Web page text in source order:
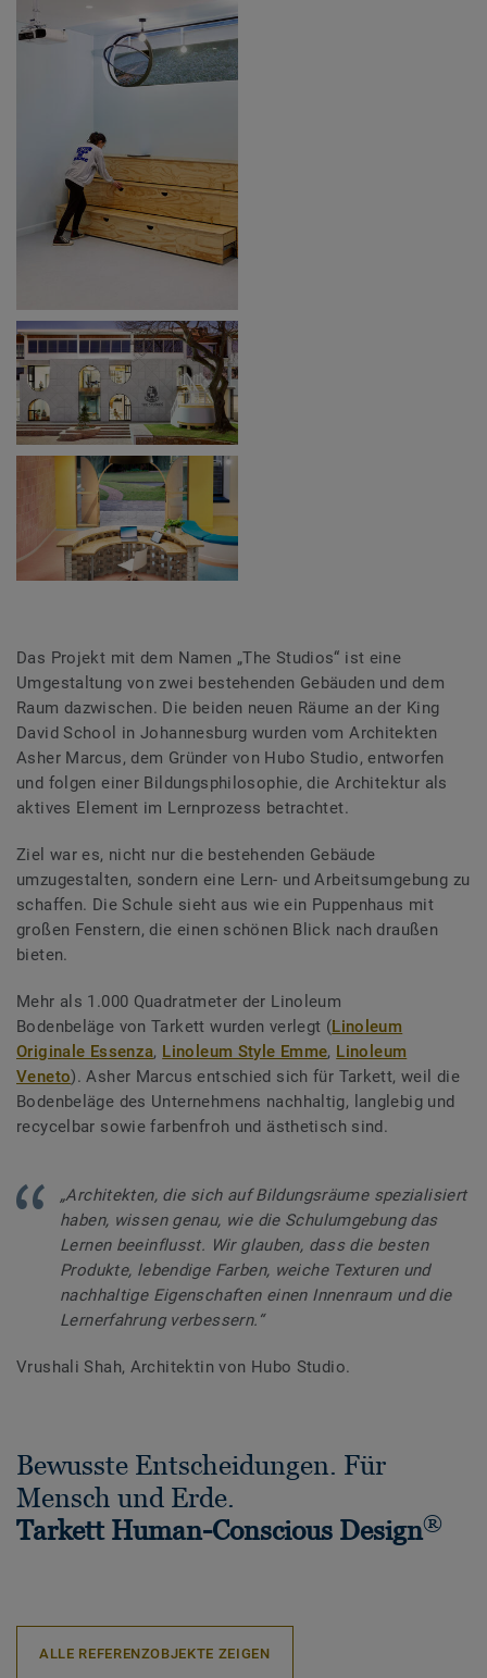
Das Projekt mit dem Namen „The Studios“ ist eine
Umgestaltung von zwei bestehenden Gebäuden und dem
Raum dazwischen. Die beiden neuen Räume an der King
David School in Johannesburg wurden vom Architekten
Asher Marcus, dem Gründer von Hubo Studio, entworfen
und folgen einer Bildungsphilosophie, die Architektur als
aktives Element im Lernprozess betrachtet.
Ziel war es, nicht nur die bestehenden Gebäude
umzugestalten, sondern eine Lern- und Arbeitsumgebung zu
schaffen. Die Schule sieht aus wie ein Puppenhaus mit
großen Fenstern, die einen schönen Blick nach draußen
bieten.
Mehr als 1.000 Quadratmeter der Linoleum
Bodenbeläge von Tarkett wurden verlegt (Linoleum
Originale Essenza, Linoleum Style Emme, Linoleum
Veneto). Asher Marcus entschied sich für Tarkett, weil die
Bodenbeläge des Unternehmens nachhaltig, langlebig und
recycelbar sowie farbenfroh und ästhetisch sind.
„Architekten, die sich auf Bildungsräume spezialisiert
haben, wissen genau, wie die Schulumgebung das
Lernen beeinflusst. Wir glauben, dass die besten
Produkte, lebendige Farben, weiche Texturen und
nachhaltige Eigenschaften einen Innenraum und die
Lernerfahrung verbessern.“
Vrushali Shah, Architektin von Hubo Studio.
Bewusste Entscheidungen. Für
Mensch und Erde.
Tarkett Human-Conscious Design®
ALLE REFERENZOBJEKTE ZEIGEN